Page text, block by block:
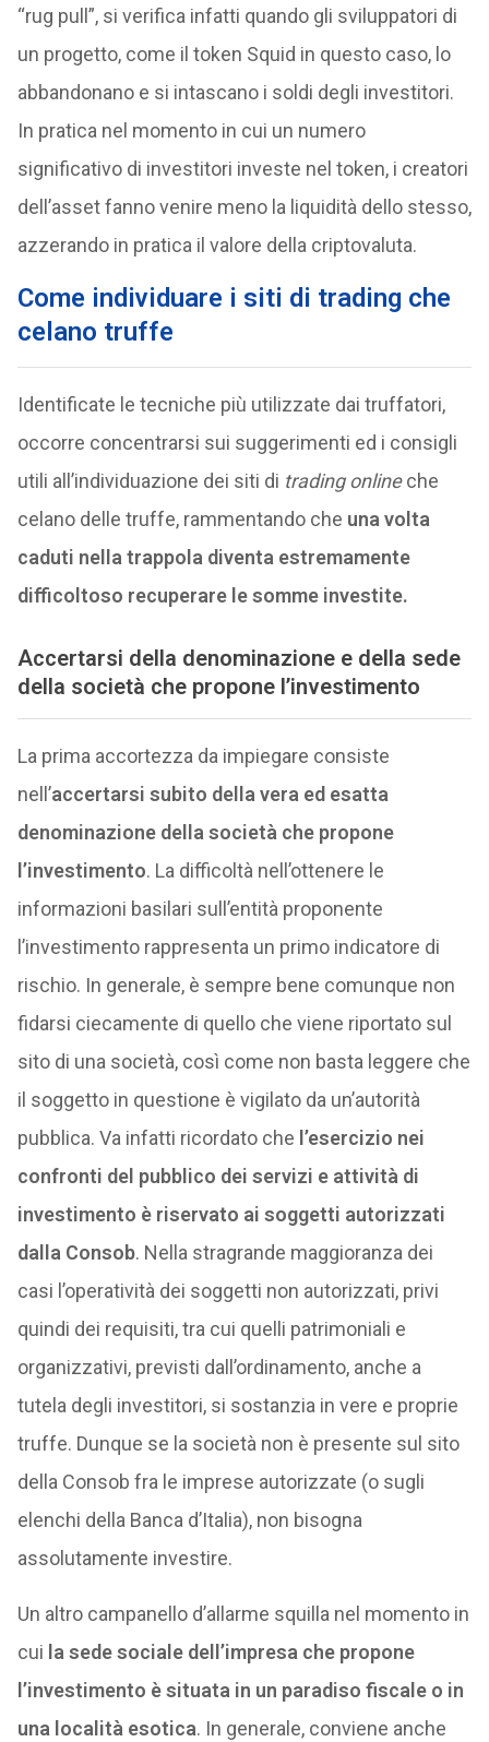
“rug pull”, si verifica infatti quando gli sviluppatori di
un progetto, come il token Squid in questo caso, lo
abbandonano e si intascano i soldi degli investitori.
In pratica nel momento in cui un numero
significativo di investitori investe nel token, i creatori
dell’asset fanno venire meno la liquidità dello stesso,
azzerando in pratica il valore della criptovaluta.
Come individuare i siti di trading che
celano truffe
Identificate le tecniche più utilizzate dai truffatori,
occorre concentrarsi sui suggerimenti ed i consigli
utili all’individuazione dei siti di trading onlineche
celano delle truffe, rammentando che una volta
caduti nella trappola diventa estremamente
difficoltoso recuperare le somme investite.
Accertarsi della denominazione e della sede
della società che propone l’investimento
La prima accortezza da impiegare consiste
nell’accertarsi subito della vera ed esatta
denominazione della società che propone
l’investimento. La difficoltà nell’ottenere le
informazioni basilari sull’entità proponente
l’investimento rappresenta un primo indicatore di
rischio. In generale, è sempre bene comunque non
fidarsi ciecamente di quello che viene riportato sul
sito di una società, così come non basta leggere che
il soggetto in questione è vigilato da un’autorità
pubblica. Va infatti ricordato che l’esercizio nei
confronti del pubblico dei servizi e attività di
investimento è riservato ai soggetti autorizzati
dalla Consob. Nella stragrande maggioranza dei
casi l’operatività dei soggetti non autorizzati, privi
quindi dei requisiti, tra cui quelli patrimoniali e
organizzativi, previsti dall’ordinamento, anche a
tutela degli investitori, si sostanzia in vere e proprie
truffe. Dunque se la società non è presente sul sito
della Consob fra le imprese autorizzate (o sugli
elenchi della Banca d’Italia), non bisogna
assolutamente investire.
Un altro campanello d’allarme squilla nel momento in
cui la sede sociale dell’impresa che propone
l’investimento è situata in un paradiso fiscale o in
una località esotica. In generale, conviene anche